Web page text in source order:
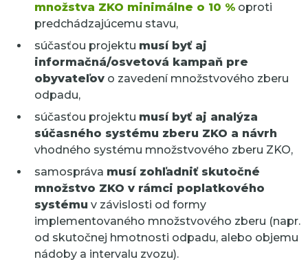
množstva ZKO minimálne o 10 % oproti
predchádzajúcemu stavu,
súčasťou projektu musí byť aj
informačná/osvetová kampaň pre
obyvateľov o zavedení množstvového zberu
odpadu,
súčasťou projektu musí byť aj analýza
súčasného systému zberu ZKO a návrh
vhodného systému množstvového zberu ZKO,
samospráva musí zohľadniť skutočné
množstvo ZKO v rámci poplatkového
systému v závislosti od formy
implementovaného množstvového zberu (napr.
od skutočnej hmotnosti odpadu, alebo objemu
nádoby a intervalu zvozu).